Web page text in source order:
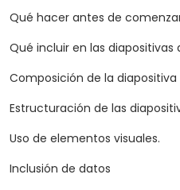
Qué hacer antes de
Qué incluir en las diapositivas
Composición de la diapositiva
Estructuración de las
Uso de elementos visuales.
Inclusión de datos